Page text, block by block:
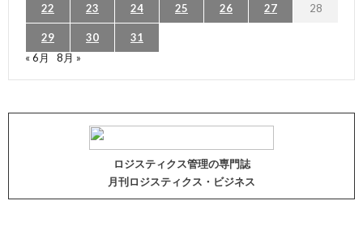
22 23 24 25 26 27 28
29 30
31
« 6月
8月 »
ロジスティクス管理の専門誌
月刊ロジスティクス・ビジネス